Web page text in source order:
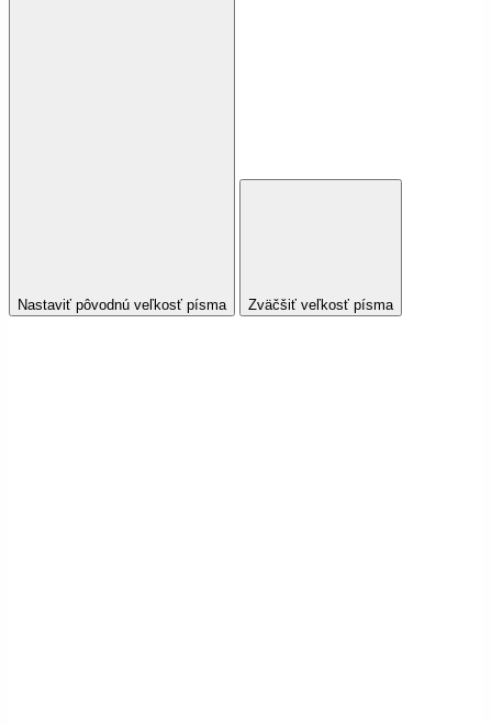
Nastaviť pôvodnú veľkosť písma Zväčšiť veľkosť písma